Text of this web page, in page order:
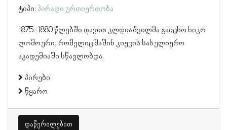
ტიპი: პირადი ურთიერთობა
1875-1880 წლებში დავით კლდიაშვილმა გაიცნო ნიკო
ლომოური, რომელიც მაშინ კიევის სასულიერო
აკადემიაში სწავლობდა.
პირები
წყარო
დაწვრილებით